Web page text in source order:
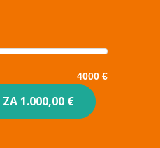
4000 €
ZA 1.000,00 €